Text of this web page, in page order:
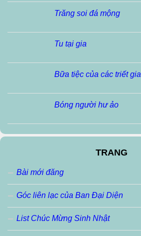
Trăng soi đá mộng
Tu tại gia
Bữa tiệc của các triết gia
Bóng người hư ảo
TRANG
Bài mới đăng
Góc liên lạc của Ban Đại Diện
List Chúc Mừng Sinh Nhật